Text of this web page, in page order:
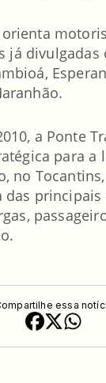
já divulgadas
a Ponte
para a
no
das
essa